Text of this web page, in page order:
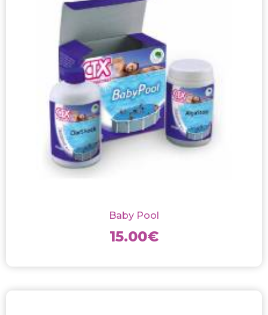
Baby Pool
15.00€